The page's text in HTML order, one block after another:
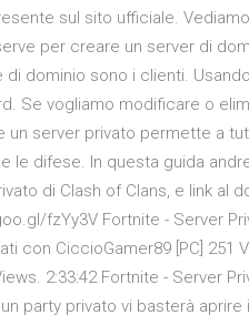
sul sito ufficiale.
per creare un server di
dominio sono i clienti.
Se vogliamo modificare o
un server privato permette a
le difese. In questa guida
di Clash of Clans, e link al
fzYy3V Fortnite - Server
con CiccioGamer89 [PC] 251
2:33:42 Fortnite - Server
un party privato vi basterà